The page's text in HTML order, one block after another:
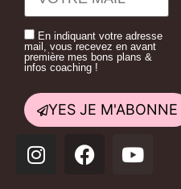
En indiquant votre adresse
mail, vous recevez en avant
première mes bons plans &
infos coaching !
YES JE M'ABONNE